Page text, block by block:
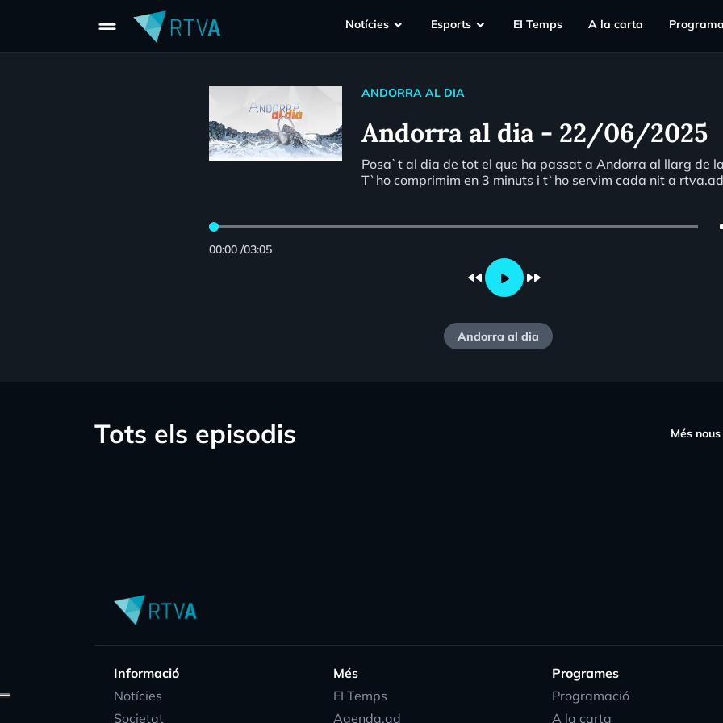
drag_handle Notícies Esports EI Temps A la carta
ANDORRA AL DIA
Andorra al dia - 22/06/2025
Posa`t al dia de tot el que ha passat a Andorra al llarg de
T`ho comprimim en 3 minuts i t`ho servim cada nit a rtva.ad
00:00/03:05
fast_rewind play_arrow fast_forward
Andorra al dia
Tots els episodis Més nous
Informació
Notícies
Societat
Més
EI Temps
Agenda.ad
Programes
Programació
A la carta